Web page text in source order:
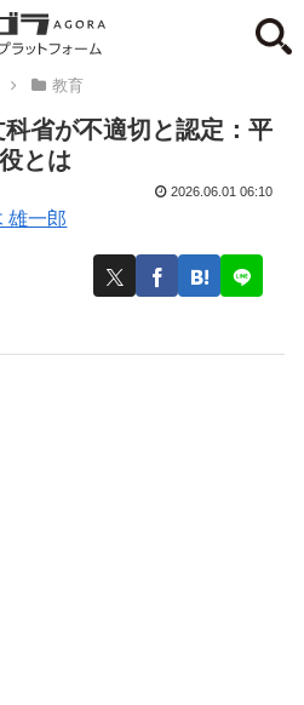
教育
科省が不適切と認定：平
とは
雄一郎
2026.06.01 06:10